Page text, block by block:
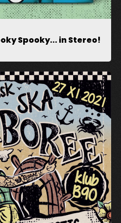
Spooky​.​.​. in Stereo!